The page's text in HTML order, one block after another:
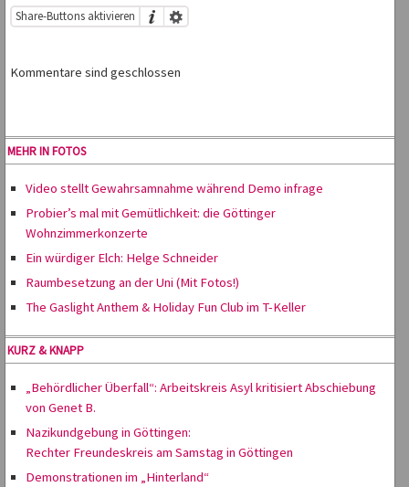
Share-Buttons aktivieren
Kommentare sind geschlossen
MEHR IN FOTOS
Video stellt Gewahrsamnahme während Demo infrage
Probier’s mal mit Gemütlichkeit: die Göttinger
Wohnzimmerkonzerte
Ein würdiger Elch: Helge Schneider
Raumbesetzung an der Uni (Mit Fotos!)
The Gaslight Anthem & Holiday Fun Club im T-Keller
KURZ & KNAPP
„Behördlicher Überfall“: Arbeitskreis Asyl kritisiert Abschiebung
von Genet B.
Nazikundgebung in Göttingen:
Rechter Freundeskreis am Samstag in Göttingen
Demonstrationen im „Hinterland“